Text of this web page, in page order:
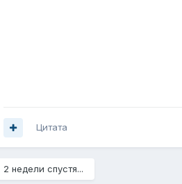
Цитата
2 недели спустя...